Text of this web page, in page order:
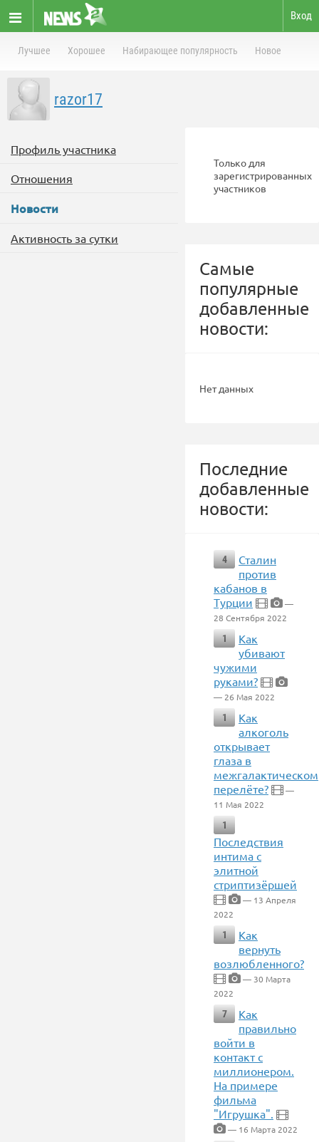
Вход
Лучшее Хорошее Набирающее популярность Новое
razor17
Профиль участника
Отношения
Новости
Активность за сутки
Только для
зарегистрированных
участников
Самые
популярные
добавленные
новости:
Нет данных
Последние
добавленные
новости:
4
Сталин
против
кабанов в
Турции
—
28 Сентября 2022
1
Как
убивают
чужими
руками?
— 26 Мая 2022
1
Как
алкоголь
открывает
глаза в
межгалактическом
перелёте?
—
11 Мая 2022
1
Последствия
интима с
элитной
стриптизёршей
— 13 Апреля
2022
1
Как
вернуть
возлюбленного?
— 30 Марта
2022
7
Как
правильно
войти в
контакт с
миллионером.
На примере
фильма
"Игрушка".
— 16 Марта 2022